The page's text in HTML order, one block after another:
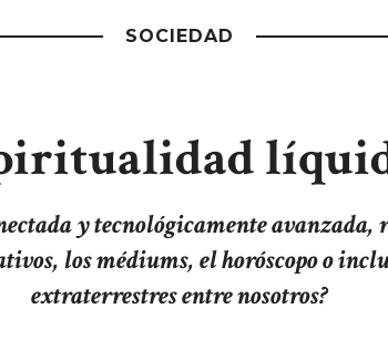
SOCIEDAD
y tecnológicamente
los médiums, el horóscopo o
extraterrestres entre nosotros?